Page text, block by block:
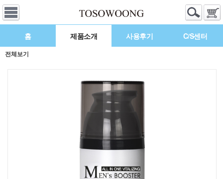
홈 제품소개 사용후기 C/S센터
전체보기